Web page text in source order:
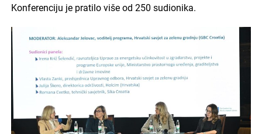
Konferenciju je pratilo više od 250 sudionika.